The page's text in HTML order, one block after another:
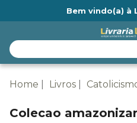
Bem vindo(a) à
Home Livros
Colecao